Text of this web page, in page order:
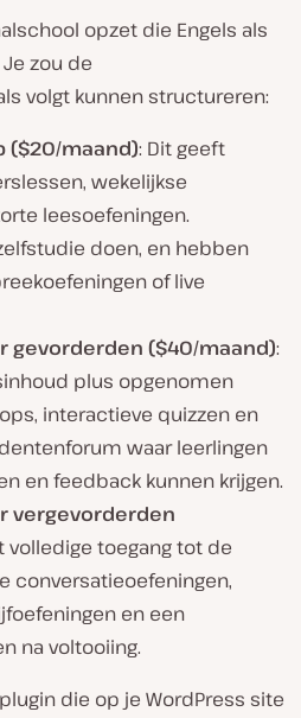
opzet die Engels als
zou de
volgt kunnen structureren:
($20/maand): Dit geeft
wekelijkse
leesoefeningen.
doen, en hebben
of live
gevorderden ($40/maand):
plus opgenomen
interactieve quizzen en
waar leerlingen
en feedback kunnen krijgen.
vergevorderden
volledige toegang tot de
conversatieoefeningen,
en een
na voltooiing.
die op je WordPress site